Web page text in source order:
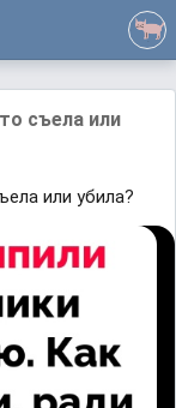
съела или
или убила?